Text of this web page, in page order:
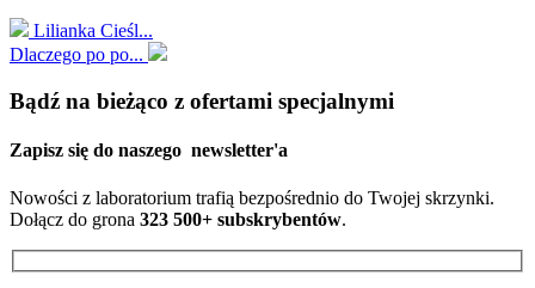
Lilianka Cieśl...
Dlaczego po po...
Bądź na bieżąco z ofertami specjalnymi
Zapisz się do naszego newsletter'a
Nowości z laboratorium trafią bezpośrednio do Twojej skrzynki.
Dołącz do grona 323 500+ subskrybentów.